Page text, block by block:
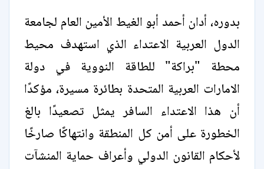
بدوره، أدان أحمد أبو الغيط الأمين العام لجامعة
الدول العربية الاعتداء الذي استهدف محيط
محطة "براكة" للطاقة النووية في دولة
الامارات العربية المتحدة بطائرة مسيرة، مؤكدًا
أن هذا الاعتداء السافر يمثل تصعيدًا بالغ
الخطورة على أمن كل المنطقة وانتهاكًا صارخًا
لأحكام القانون الدولي وأعراف حماية المنشآت